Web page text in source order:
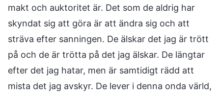
makt och auktoritet är. Det som de aldrig har
skyndat sig att göra är att ändra sig och att
sträva efter sanningen. De älskar det jag är trött
på och de är trötta på det jag älskar. De längtar
efter det jag hatar, men är samtidigt rädd att
mista det jag avskyr. De lever i denna onda värld,